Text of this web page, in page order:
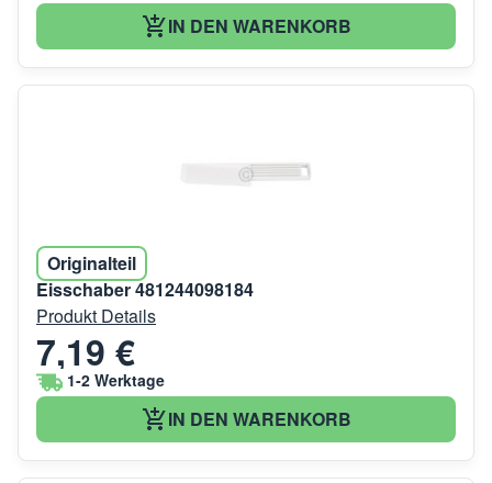
IN DEN WARENKORB
Originalteil
Eisschaber 481244098184
Produkt Details
7,19 €
1-2 Werktage
IN DEN WARENKORB